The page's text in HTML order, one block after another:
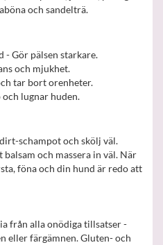
och sandelträ.
- Gör pälsen starkare.
och mjukhet.
tar bort orenheter.
lugnar huden.
schampot och skölj väl.
och massera in väl. När
föna och din hund är redo att
från alla onödiga tillsatser -
eller färgämnen. Gluten- och